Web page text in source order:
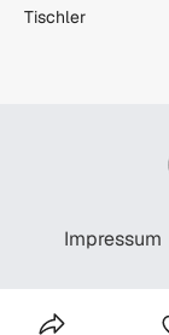
Tischler
Impressum
©